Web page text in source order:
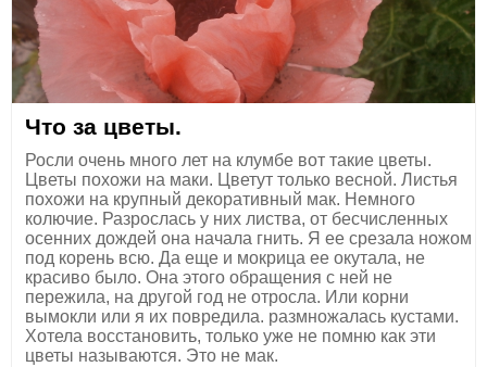
Что за цветы.
Росли очень много лет на клумбе вот такие цветы.
Цветы похожи на маки. Цветут только весной. Листья
похожи на крупный декоративный мак. Немного
колючие. Разрослась у них листва, от бесчисленных
осенних дождей она начала гнить. Я ее срезала ножом
под корень всю. Да еще и мокрица ее окутала, не
красиво было. Она этого обращения с ней не
пережила, на другой год не отросла. Или корни
вымокли или я их повредила. размножалась кустами.
Хотела восстановить, только уже не помню как эти
цветы называются. Это не мак.